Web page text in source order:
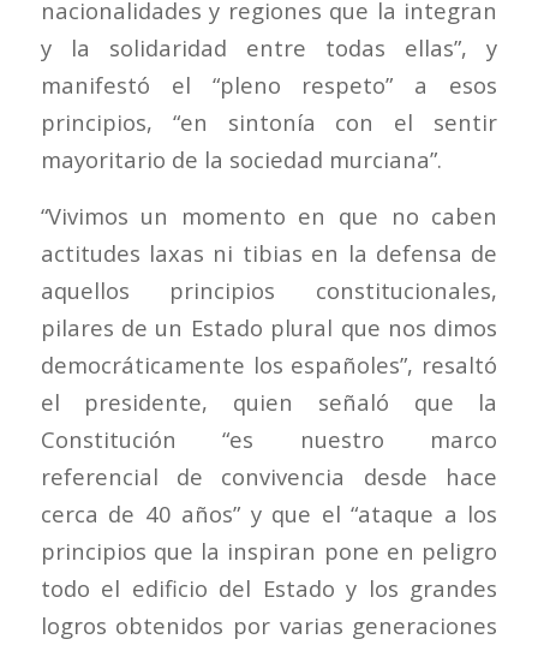
nacionalidades y regiones que la integran
y la solidaridad entre todas ellas”, y
manifestó el “pleno respeto” a esos
principios, “en sintonía con el sentir
mayoritario de la sociedad murciana”.
“Vivimos un momento en que no caben
actitudes laxas ni tibias en la defensa de
aquellos principios constitucionales,
pilares de un Estado plural que nos dimos
democráticamente los españoles”, resaltó
el presidente, quien señaló que la
Constitución “es nuestro marco
referencial de convivencia desde hace
cerca de 40 años” y que el “ataque a los
principios que la inspiran pone en peligro
todo el edificio del Estado y los grandes
logros obtenidos por varias generaciones